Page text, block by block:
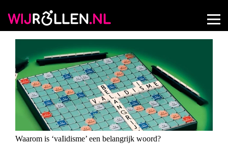
Waarom is ‘vaIidisme’ een belangrijk woord?